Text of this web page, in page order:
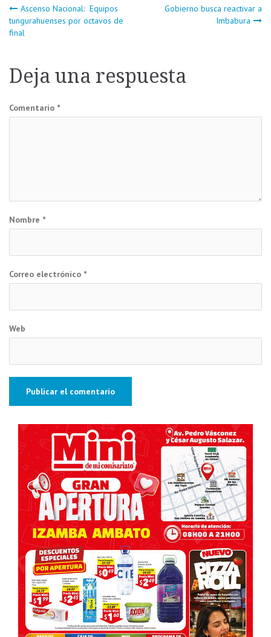
Navegación
de
entradas
Ascenso Nacional: Equipos
tungurahuenses por octavos de
final
Gobierno busca reactivar a
Imbabura
Deja una respuesta
Comentario *
Nombre *
Correo electrónico *
Web